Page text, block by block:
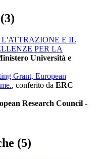
E IL
PER LA
Università e
Grant, European
, conferito da ERC
Research Council -
(5)